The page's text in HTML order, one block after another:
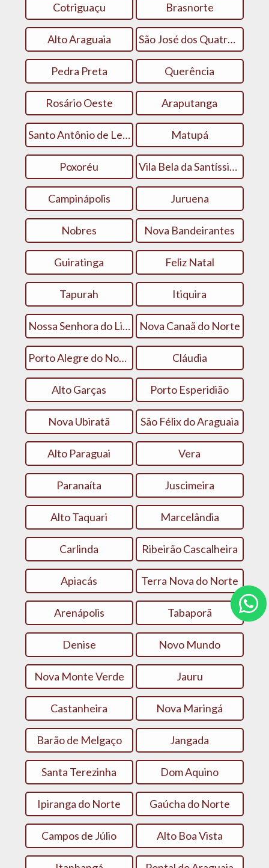
Cotriguaçu Brasnorte
Alto Araguaia São José dos Quatro Marcos
Pedra Preta Querência
Rosário Oeste Araputanga
Santo Antônio de Leverger Matupá
Poxoréu Vila Bela da Santíssima Trindade
Campinápolis Juruena
Nobres Nova Bandeirantes
Guiratinga Feliz Natal
Tapurah Itiquira
Nossa Senhora do Livramento Nova Canaã do Norte
Porto Alegre do Norte Cláudia
Alto Garças Porto Esperidião
Nova Ubiratã São Félix do Araguaia
Alto Paraguai Vera
Paranaíta Juscimeira
Alto Taquari Marcelândia
Carlinda Ribeirão Cascalheira
Apiacás Terra Nova do Norte
Arenápolis Tabaporã
Denise Novo Mundo
Nova Monte Verde Jauru
Castanheira Nova Maringá
Barão de Melgaço Jangada
Santa Terezinha Dom Aquino
Ipiranga do Norte Gaúcha do Norte
Campos de Júlio Alto Boa Vista